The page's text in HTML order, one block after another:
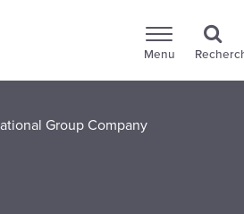
Menu
Group Company